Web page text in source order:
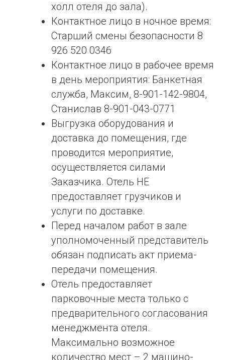
холл отеля до зала).
Контактное лицо в ночное время:
Старший смены безопасности 8
926 520 0346
Контактное лицо в рабочее время
в день мероприятия: Банкетная
служба, Максим, 8-901-142-9804,
Станислав 8-901-043-0771
Выгрузка оборудования и
доставка до помещения, где
проводится мероприятие,
осуществляется силами
Заказчика. Отель НЕ
предоставляет грузчиков и
услуги по доставке.
Перед началом работ в зале
уполномоченный представитель
обязан подписать акт приема-
передачи помещения.
Отель предоставляет
парковочные места только с
предварительного согласования
менеджмента отеля.
Максимально возможное
количество мест – 2 машино-